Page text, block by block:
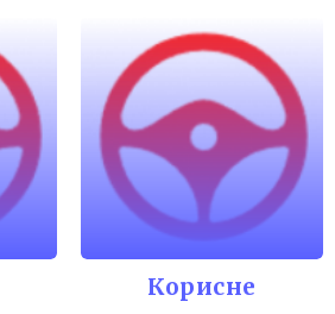
Корисне